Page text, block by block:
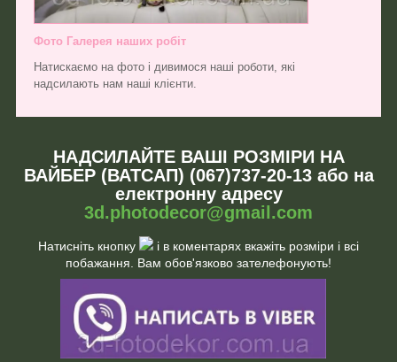
Фото Галерея наших робіт
Натискаємо на фото і дивимося наші роботи, які
надсилають нам наші клієнти.
НАДСИЛАЙТЕ ВАШІ РОЗМІРИ НА
ВАЙБЕР (ВАТСАП) (067)737-20-13 або на
електронну адресу
3d.photodecor@gmail.com
Натисніть кнопку
і в коментарях вкажіть розміри і всі
побажання. Вам обов'язково зателефонують!